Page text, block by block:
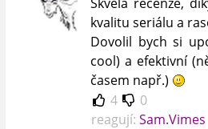
kvalitu seriálu a
Dovolil bych si
cool) a efektivní
časem např.)
4
0
reagují: Sam.Vimes